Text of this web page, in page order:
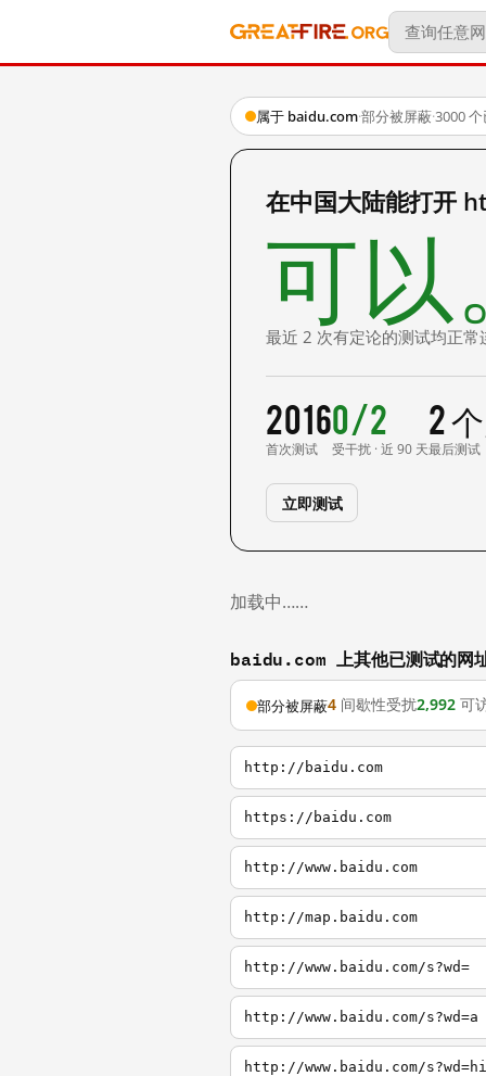
属于 baidu.com·部分被屏蔽·3000
在中国大陆能打开
可以
最近 2 次有定论的测试均正常
2016
首次测试
0/2
受干扰 · 近 90 天
2
最后测试
立即测试
加载中……
baidu.com 上其他已测试的网
部分被屏蔽4 间歇性受扰2,992 可
http://baidu.com
https://baidu.com
http://www.baidu.com
http://map.baidu.com
http://www.baidu.com/s?wd=
http://www.baidu.com/s?wd=a
http://www.baidu.com/s?wd=hi